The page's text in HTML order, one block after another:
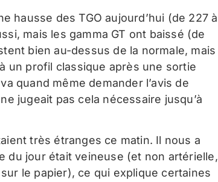
hausse des TGO aujourd’hui (de 227 à
mais les gamma GT ont baissé (de
bien au-dessus de la normale, mais
un profil classique après une sortie
quand même demander l’avis de
jugeait pas cela nécessaire jusqu’à
très étranges ce matin. Il nous a
du jour était veineuse (et non artérielle,
le papier), ce qui explique certaines